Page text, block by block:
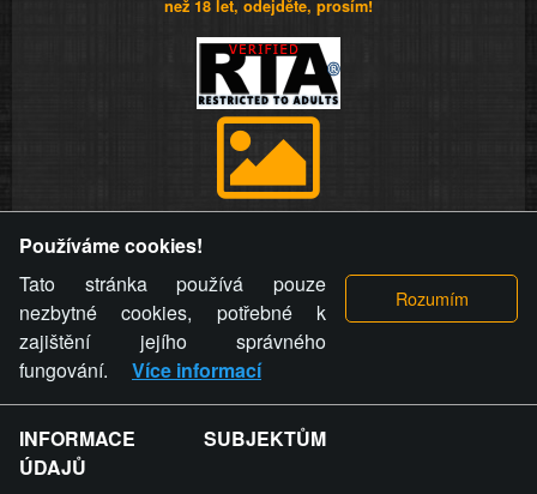
než 18 let, odejděte, prosím!
videa a komentáře. Osoba, které se toto opatření provozovatele
stránky týče, ani osoba, která umístila fotografii nebo video na
stránku, nemůže z důvodu odstranění fotografie, videa nebo
komentáře pro výše uvedenou okolnost uplatnit vůči
provozovateli stránky žádný nárok na náhradu škody nebo
nemajetkové újmy.
ZVRÁCENÝ.CZ - Svět není zvrácenej. To jen
Používáme cookies!
Tato stránka používá pouze
nezbytné cookies, potřebné k
zajištění jejího správného
fungování.
Více informací
INFORMACE SUBJEKTŮM
ÚDAJŮ